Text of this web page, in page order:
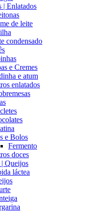
| Enlatados
de leite
condensado
e Cremes
e atum
enlatados
e Bolos
Fermento
doces
Queijos
láctea